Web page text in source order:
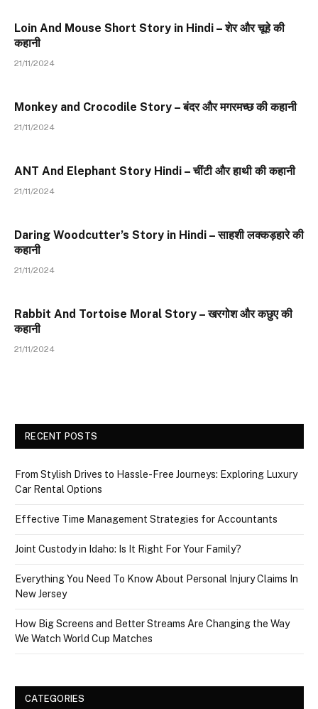
Loin And Mouse Short Story in Hindi – शेर और चूहे की
कहानी
21/11/2024
Monkey and Crocodile Story – बंदर और मगरमच्छ की कहानी
21/11/2024
ANT And Elephant Story Hindi – चींटी और हाथी की कहानी
21/11/2024
Daring Woodcutter’s Story in Hindi – साहशी लक्कड़हारे की
कहानी
21/11/2024
Rabbit And Tortoise Moral Story – खरगोश और कछुए की
कहानी
21/11/2024
RECENT POSTS
From Stylish Drives to Hassle-Free Journeys: Exploring Luxury
Car Rental Options
Effective Time Management Strategies for Accountants
Joint Custody in Idaho: Is It Right For Your Family?
Everything You Need To Know About Personal Injury Claims In
New Jersey
How Big Screens and Better Streams Are Changing the Way
We Watch World Cup Matches
CATEGORIES